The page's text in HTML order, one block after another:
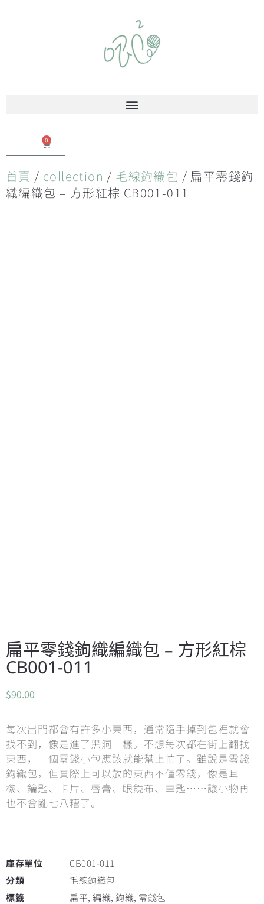
0
首頁 / collection / 毛線鉤織包 / 扁平零錢鉤
織編織包 – 方形紅棕 CB001-011
扁平零錢鉤織編織包 – 方形紅棕
CB001-011
$90.00
每次出門都會有許多小東西，通常隨手掉到包裡就會
找不到，像是進了黑洞一樣。不想每次都在街上翻找
東西，一個零錢小包應該就能幫上忙了。雖說是零錢
鉤織包，但實際上可以放的東西不僅零錢，像是耳
機、鑰匙、卡片、唇膏、眼鏡布、車匙……讓小物再
也不會亂七八糟了。
庫存單位
CB001-011
分類
毛線鉤織包
標籤
扁平, 編織, 鉤織, 零錢包